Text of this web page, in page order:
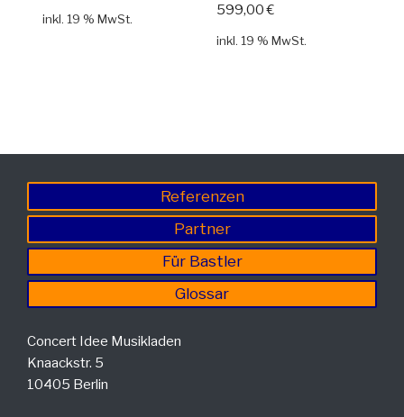
inkl. 19 % MwSt.
599,00€
inkl. 19 % MwSt.
Referenzen
Partner
Für Bastler
Glossar
Concert Idee Musikladen
Knaackstr. 5
10405 Berlin